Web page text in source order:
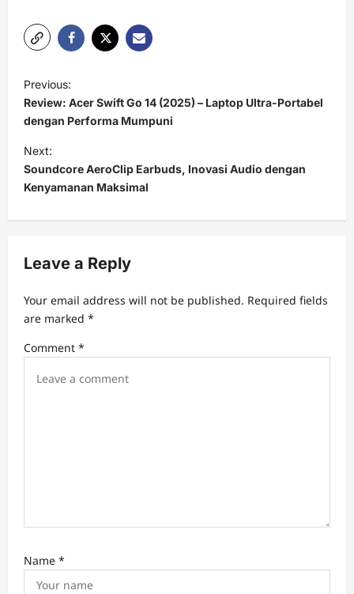
P
o
s
t
n
a
v
g
a
t
i
Previous:
Review: Acer Swift Go 14 (2025) – Laptop Ultra-Portabel
dengan Performa Mumpuni
Next:
Soundcore AeroClip Earbuds, Inovasi Audio dengan
Kenyamanan Maksimal
Leave a Reply
Your email address will not be published. Required fields
are marked *
Comment *
Name *